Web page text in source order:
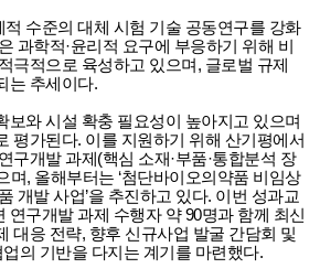
수준의 대체 시험 기술 공동연구를 강화
과학적·윤리적 요구에 부응하기 위해 비
극적으로 육성하고 있으며, 글로벌 규제
는 추세이다.
보와 시설 확충 필요성이 높아지고 있으며
평가된다. 이를 지원하기 위해 산기평에서
구개발 과제(핵심 소재·부품·통합분석 장
며, 올해부터는 ‘첨단바이오의약품 비임상
개발 사업’을 추진하고 있다. 이번 성과교
연구개발 과제 수행자 약 90명과 함께 최신
대응 전략, 향후 신규사업 발굴 간담회 및
업의 기반을 다지는 계기를 마련했다.